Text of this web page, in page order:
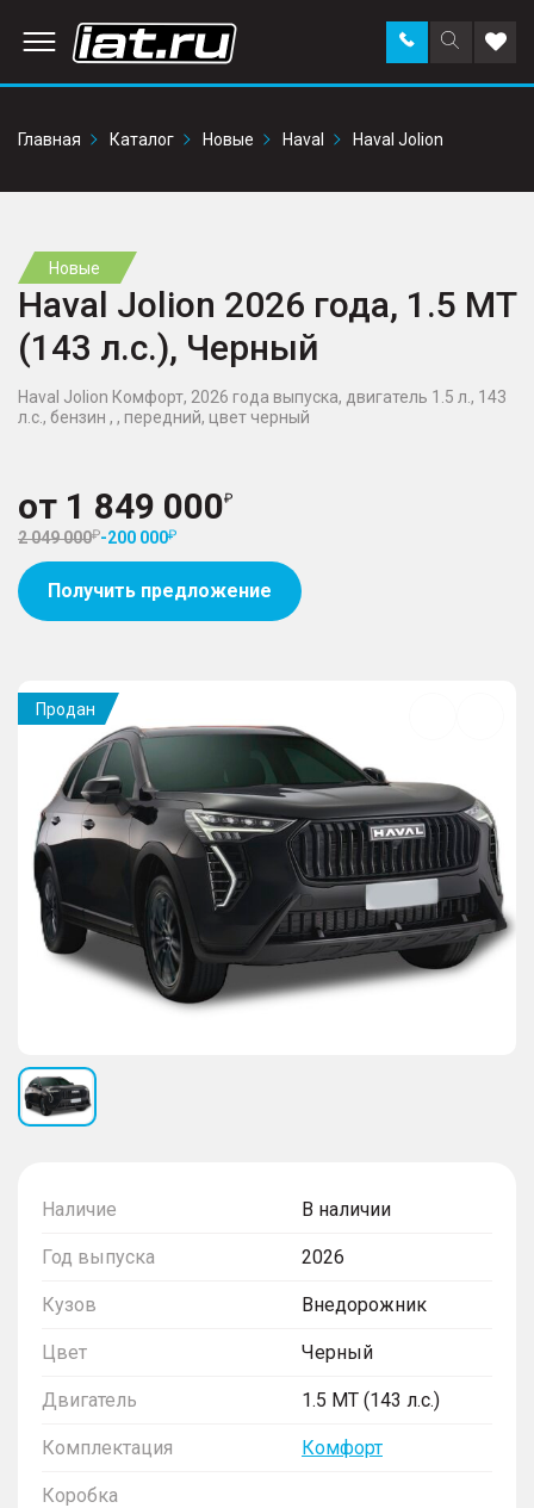
Поиск
по
Заказать
звонок в
Главная
Каталог Новые Haval Haval Jolion
Новые
Haval Jolion 2026 года, 1.5 MT
(143 л.с.), Черный
Haval Jolion Комфорт, 2026 года выпуска, двигатель 1.5 л., 143
л.с., бензин , , передний, цвет черный
от 1 849 000
2 049 000 -200 000
Получить предложение
Наличие В наличии
Год выпуска 2026
Кузов Внедорожник
Цвет Черный
Двигатель 1.5 MT (143 л.с.)
Комплектация Комфорт
Коробка
Продан